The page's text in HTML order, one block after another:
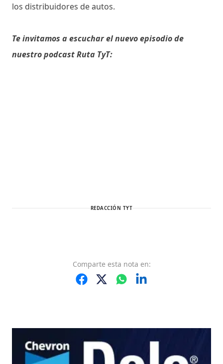
los distribuidores de autos.
Te invitamos a escuchar el nuevo episodio de
nuestro podcast Ruta TyT:
REDACCIÓN TYT
Comparte esta nota en: